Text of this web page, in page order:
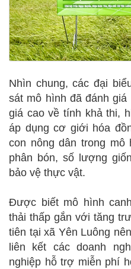
Nhìn chung, các đại
sát mô hình đã đánh
giá cao về tính khả thi,
áp dụng cơ giới hóa
con nông dân trong
phân bón, số lượng
bảo vệ thực vật.
Được biết mô hình
thải thấp gắn với tăng
tiên tại xã Yên Luông
liên kết các doanh
nghiệp hỗ trợ miễn phí